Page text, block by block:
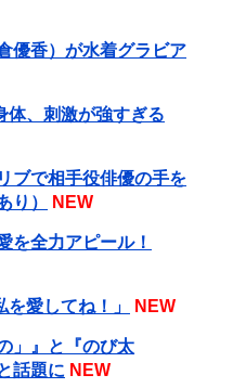
優香）が水着グラビア
体、刺激が強すぎる
ブで相手役俳優の手を
り）
NEW
を全力アピール！
を愛してね！」 NEW
」』と『のび太
話題に NEW